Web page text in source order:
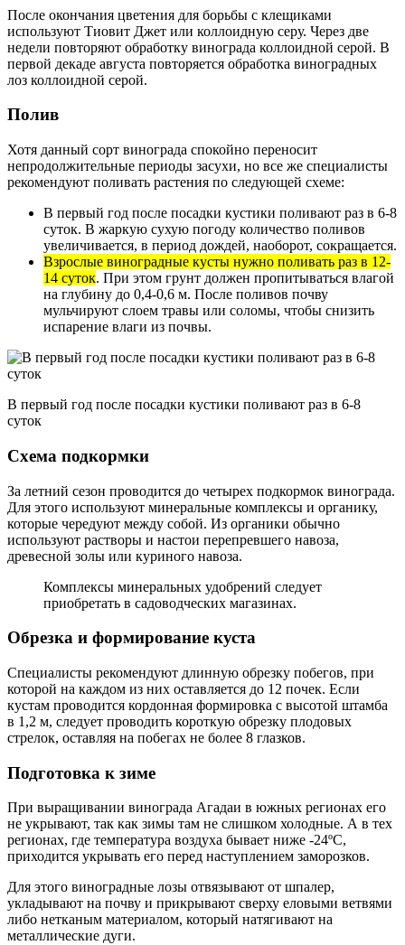
После окончания цветения для борьбы с клещиками
используют Тиовит Джет или коллоидную серу. Через две
недели повторяют обработку винограда коллоидной серой. В
первой декаде августа повторяется обработка виноградных
лоз коллоидной серой.
Полив
Хотя данный сорт винограда спокойно переносит
непродолжительные периоды засухи, но все же специалисты
рекомендуют поливать растения по следующей схеме:
В первый год после посадки кустики поливают раз в 6-8
суток. В жаркую сухую погоду количество поливов
увеличивается, в период дождей, наоборот, сокращается.
Взрослые виноградные кусты нужно поливать раз в 12-
14 суток. При этом грунт должен пропитываться влагой
на глубину до 0,4-0,6 м. После поливов почву
мульчируют слоем травы или соломы, чтобы снизить
испарение влаги из почвы.
В первый год после посадки кустики поливают раз в 6-8
суток
Схема подкормки
За летний сезон проводится до четырех подкормок винограда.
Для этого используют минеральные комплексы и органику,
которые чередуют между собой. Из органики обычно
используют растворы и настои перепревшего навоза,
древесной золы или куриного навоза.
Комплексы минеральных удобрений следует
приобретать в садоводческих магазинах.
Обрезка и формирование куста
Специалисты рекомендуют длинную обрезку побегов, при
которой на каждом из них оставляется до 12 почек. Если
кустам проводится кордонная формировка с высотой штамба
в 1,2 м, следует проводить короткую обрезку плодовых
стрелок, оставляя на побегах не более 8 глазков.
Подготовка к зиме
При выращивании винограда Агадаи в южных регионах его
не укрывают, так как зимы там не слишком холодные. А в тех
регионах, где температура воздуха бывает ниже -24ºС,
приходится укрывать его перед наступлением заморозков.
Для этого виноградные лозы отвязывают от шпалер,
укладывают на почву и прикрывают сверху еловыми ветвями
либо нетканым материалом, который натягивают на
металлические дуги.